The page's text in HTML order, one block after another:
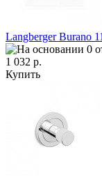
Langberger Burano
1 032 р.
Купить